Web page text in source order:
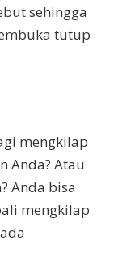
sehingga
tutup
mengkilap
Anda? Atau
Anda bisa
mengkilap